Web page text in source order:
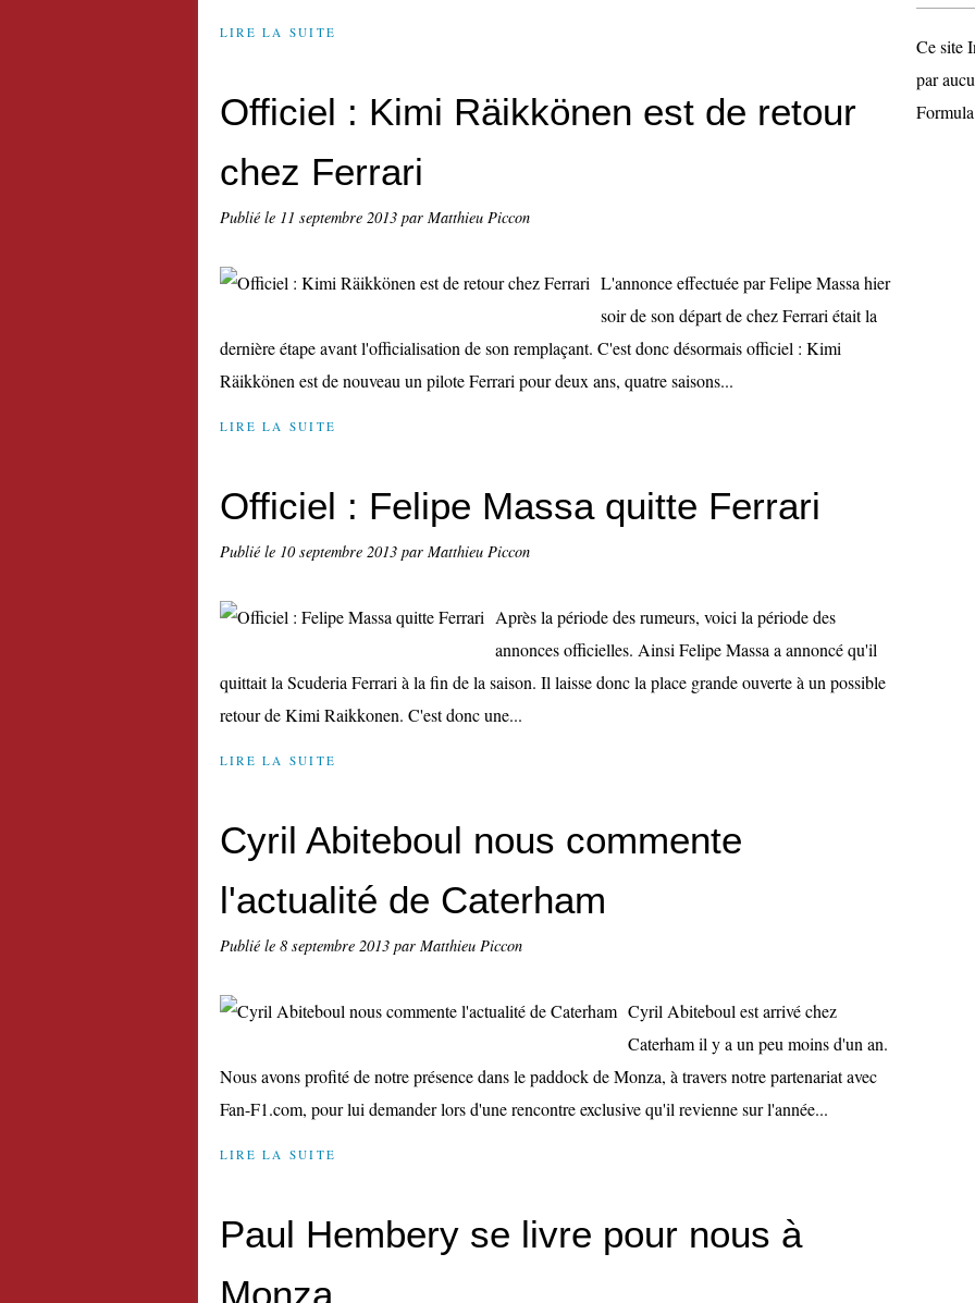
LIRE LA SUITE
Officiel : Kimi Räikkönen est de retour
chez Ferrari
Publié le 11 septembre 2013 par Matthieu Piccon
L'annonce effectuée par Felipe Massa hier
soir de son départ de chez Ferrari était la
dernière étape avant l'officialisation de son remplaçant. C'est donc désormais officiel : Kimi
Räikkönen est de nouveau un pilote Ferrari pour deux ans, quatre saisons...
LIRE LA SUITE
Officiel : Felipe Massa quitte Ferrari
Publié le 10 septembre 2013 par Matthieu Piccon
Après la période des rumeurs, voici la période des
annonces officielles. Ainsi Felipe Massa a annoncé qu'il
quittait la Scuderia Ferrari à la fin de la saison. Il laisse donc la place grande ouverte à un possible
retour de Kimi Raikkonen. C'est donc une...
LIRE LA SUITE
Cyril Abiteboul nous commente
l'actualité de Caterham
Publié le 8 septembre 2013 par Matthieu Piccon
Cyril Abiteboul est arrivé chez
Caterham il y a un peu moins d'un an.
Nous avons profité de notre présence dans le paddock de Monza, à travers notre partenariat avec
Fan-F1.com, pour lui demander lors d'une rencontre exclusive qu'il revienne sur l'année...
LIRE LA SUITE
Paul Hembery se livre pour nous à
Monza
Ce site
par